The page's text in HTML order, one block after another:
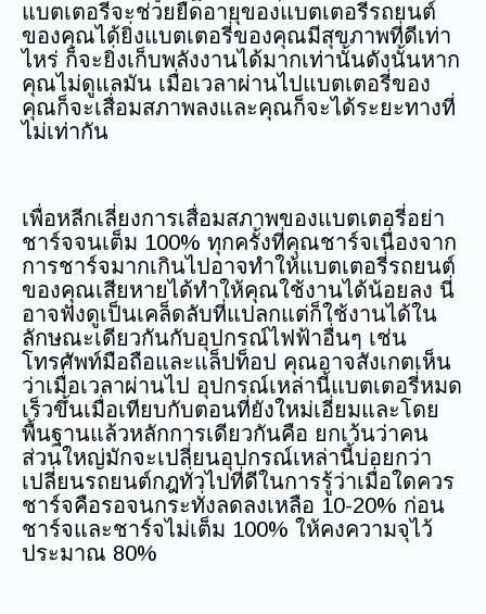
แบตเตอรี่จะช่วยยืดอายุของแบตเตอรี่รถยนต์
ของคุณได้ยิ่งแบตเตอรี่ของคุณมีสุขภาพที่ดีเท่า
ไหร่ ก็จะยิ่งเก็บพลังงานได้มากเท่านั้นดังนั้นหาก
คุณไม่ดูแลมัน เมื่อเวลาผ่านไปแบตเตอรี่ของ
คุณก็จะเสื่อมสภาพลงและคุณก็จะได้ระยะทางที่
ไม่เท่ากัน
เพื่อหลีกเลี่ยงการเสื่อมสภาพของแบตเตอรี่อย่า
ชาร์จจนเต็ม 100% ทุกครั้งที่คุณชาร์จเนื่องจาก
การชาร์จมากเกินไปอาจทำให้แบตเตอรี่รถยนต์
ของคุณเสียหายได้ทำให้คุณใช้งานได้น้อยลง นี่
อาจฟังดูเป็นเคล็ดลับที่แปลกแต่ก็ใช้งานได้ใน
ลักษณะเดียวกันกับอุปกรณ์ไฟฟ้าอื่นๆ เช่น
โทรศัพท์มือถือและแล็ปท็อป คุณอาจสังเกตเห็น
ว่าเมื่อเวลาผ่านไป อุปกรณ์เหล่านี้แบตเตอรี่หมด
เร็วขึ้นเมื่อเทียบกับตอนที่ยังใหม่เอี่ยมและโดย
พื้นฐานแล้วหลักการเดียวกันคือ ยกเว้นว่าคน
ส่วนใหญ่มักจะเปลี่ยนอุปกรณ์เหล่านี้บ่อยกว่า
เปลี่ยนรถยนต์กฎทั่วไปที่ดีในการรู้ว่าเมื่อใดควร
ชาร์จคือรอจนกระทั่งลดลงเหลือ 10-20% ก่อน
ชาร์จและชาร์จไม่เต็ม 100% ให้คงความจุไว้
ประมาณ 80%